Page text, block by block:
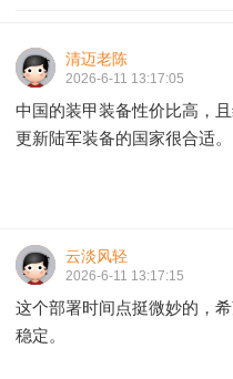
清迈老陈
2026-6-11 13:17:05
中国的装甲装备性价比高，
更新陆军装备的国家很合适。
云淡风轻
2026-6-11 13:17:15
这个部署时间点挺微妙的，
稳定。